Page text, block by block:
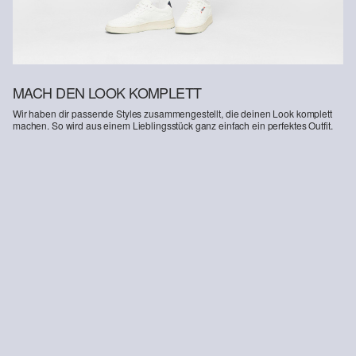
MACH DEN LOOK KOMPLETT
Wir haben dir passende Styles zusammengestellt, die deinen Look komplett
machen. So wird aus einem Lieblingsstück ganz einfach ein perfektes Outfit.